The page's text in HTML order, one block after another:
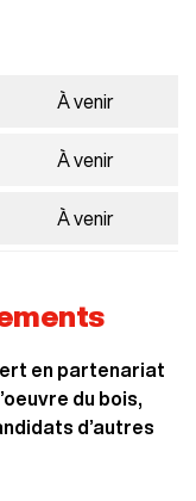
à
suivre
(DES);
(DEP)
À venir
À venir
À venir
en partenariat
du bois,
d’autres